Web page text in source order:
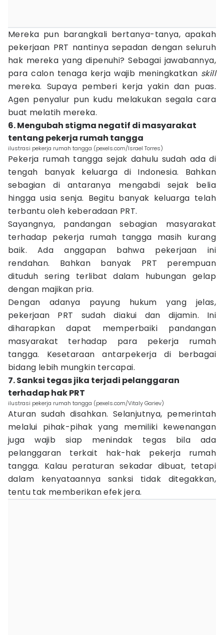
Mereka pun barangkali bertanya-tanya, apakah
pekerjaan PRT nantinya sepadan dengan seluruh
hak mereka yang dipenuhi? Sebagai jawabannya,
para calon tenaga kerja wajib meningkatkan skill
mereka. Supaya pemberi kerja yakin dan puas.
Agen penyalur pun kudu melakukan segala cara
buat melatih mereka.
6. Mengubah stigma negatif di masyarakat
tentang pekerja rumah tangga
ilustrasi pekerja rumah tangga (pexels.com/Israel Torres)
Pekerja rumah tangga sejak dahulu sudah ada di
tengah banyak keluarga di Indonesia. Bahkan
sebagian di antaranya mengabdi sejak belia
hingga usia senja. Begitu banyak keluarga telah
terbantu oleh keberadaan PRT.
Sayangnya, pandangan sebagian masyarakat
terhadap pekerja rumah tangga masih kurang
baik. Ada anggapan bahwa pekerjaan ini
rendahan. Bahkan banyak PRT perempuan
dituduh sering terlibat dalam hubungan gelap
dengan majikan pria.
Dengan adanya payung hukum yang jelas,
pekerjaan PRT sudah diakui dan dijamin. Ini
diharapkan dapat memperbaiki pandangan
masyarakat terhadap para pekerja rumah
tangga. Kesetaraan antarpekerja di berbagai
bidang lebih mungkin tercapai.
7. Sanksi tegas jika terjadi pelanggaran
terhadap hak PRT
ilustrasi pekerja rumah tangga (pexels.com/Vitaly Gariev)
Aturan sudah disahkan. Selanjutnya, pemerintah
melalui pihak-pihak yang memiliki kewenangan
juga wajib siap menindak tegas bila ada
pelanggaran terkait hak-hak pekerja rumah
tangga. Kalau peraturan sekadar dibuat, tetapi
dalam kenyataannya sanksi tidak ditegakkan,
tentu tak memberikan efek jera.